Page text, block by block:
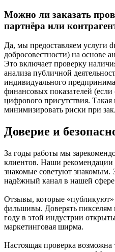
Можно ли заказать
партнёра или
Да, мы предоставляем услуги
добросовестности) на основе
Это включает проверку
анализа публичной
индивидуального
финансовых показателей
цифрового присутствия. Такая
минимизировать риски при
Доверие и
За годы работы мы
клиентов. Наши рекомендации
знакомые советуют
надёжный канал в нашей
Отзывы, которые
фальшивы. Доверять
году в этой индустрии
маркетинговая ширма.
Настоящая проверка возможна